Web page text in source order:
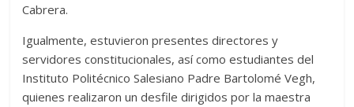
Cabrera.
Igualmente, estuvieron presentes directores y
servidores constitucionales, así como estudiantes del
Instituto Politécnico Salesiano Padre Bartolomé Vegh,
quienes realizaron un desfile dirigidos por la maestra